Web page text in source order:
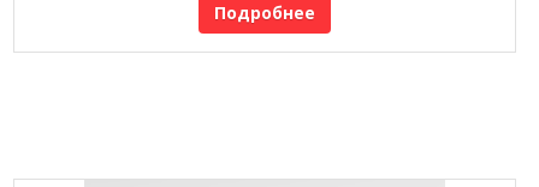
Подробнее